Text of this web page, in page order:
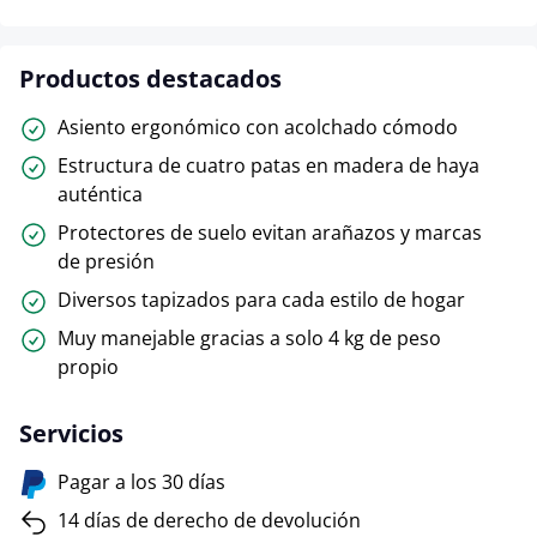
Productos destacados
Asiento ergonómico con acolchado cómodo
Estructura de cuatro patas en madera de haya
auténtica
Protectores de suelo evitan arañazos y marcas
de presión
Diversos tapizados para cada estilo de hogar
Muy manejable gracias a solo 4 kg de peso
propio
Servicios
Pagar a los 30 días
14 días de derecho de devolución